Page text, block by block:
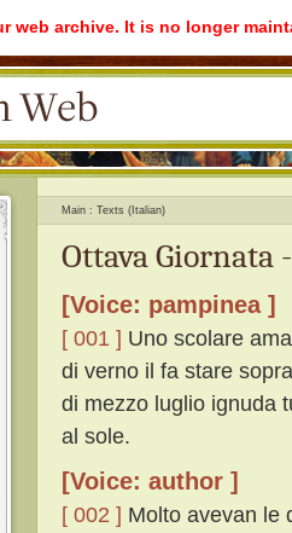
web archive. It is no longer
Main Texts (Italian)
Ottava Giornata
[Voice: pampinea ]
[ 001 ] Uno scolare
di verno il fa stare
di mezzo luglio ignuda
al sole.
[Voice: author ]
[ 002 ] Molto avevan le